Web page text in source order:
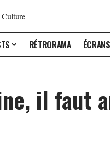
RÉTRORAMA ÉCRANS
il faut